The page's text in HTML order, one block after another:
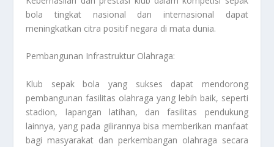
bola tingkat nasional dan internasional dapat
meningkatkan citra positif negara di mata dunia.
Pembangunan Infrastruktur Olahraga:
Klub sepak bola yang sukses dapat mendorong
pembangunan fasilitas olahraga yang lebih baik, seperti
stadion, lapangan latihan, dan fasilitas pendukung
lainnya, yang pada gilirannya bisa memberikan manfaat
bagi masyarakat dan perkembangan olahraga secara